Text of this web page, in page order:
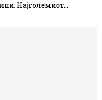
Најголемиот...